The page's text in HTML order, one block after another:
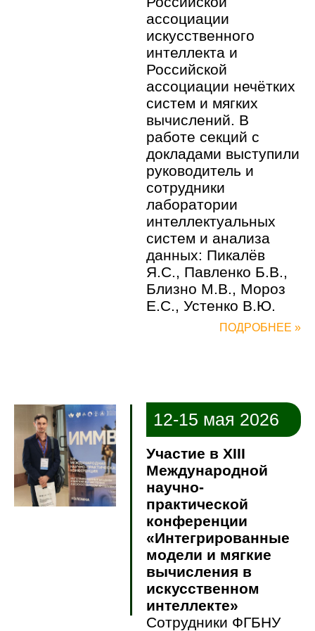
ассоциации
искусственного
интеллекта и
Российской
ассоциации нечётких
систем и мягких
вычислений. В
работе секций с
докладами выступили
руководитель и
сотрудники
лаборатории
интеллектуальных
систем и анализа
данных: Пикалёв
Я.С., Павленко Б.В.,
Близно М.В., Мороз
Е.С., Устенко В.Ю.
ПОДРОБНЕЕ »
12-15 мая 2026
Участие в XIII
Международной
научно-
практической
конференции
«Интегрированные
модели и мягкие
вычисления в
искусственном
интеллекте»
Сотрудники ФГБНУ